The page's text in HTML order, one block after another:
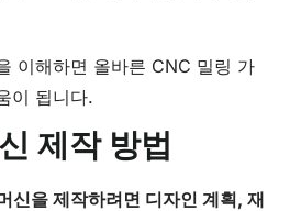
이해하면 올바른 CNC 밀링 가
이 됩니다.
제작 방법
신을 제작하려면 디자인 계획, 재